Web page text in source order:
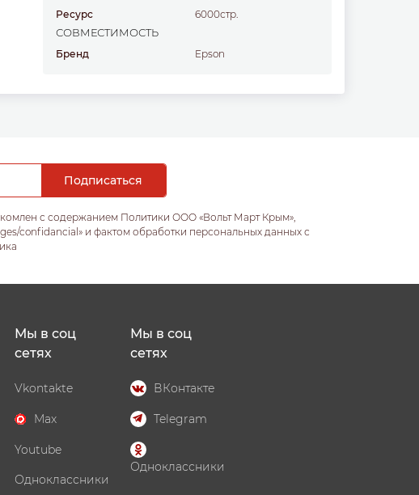
Ресурс
6000стр.
СОВМЕСТИМОСТЬ
Бренд Epson
с содержанием Политики ООО «Вольт Март Крым»,
confidancial» и фактом обработки персональных данных с
Мы в соц
сетях
Vkontakte
Max
Youtube
Одноклассники
Мы в соц
сетях
ВКонтакте
Telegram
Одноклассники